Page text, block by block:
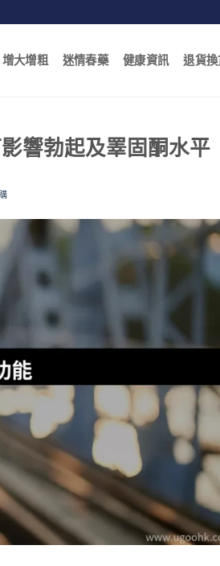
增大增粗 迷情春藥 健康資訊 退貨換
響勃起及睪固酮水平